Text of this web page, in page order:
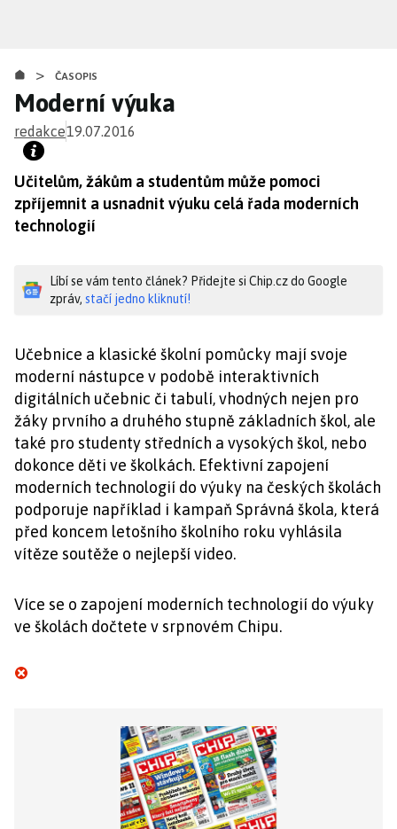
obsahu
> ČASOPIS
Moderní výuka
redakce19.07.2016
Učitelům, žákům a studentům může pomoci
zpříjemnit a usnadnit výuku celá řada moderních
technologií
Líbí se vám tento článek? Přidejte si Chip.cz do Google
zpráv, stačí jedno kliknutí!
Učebnice a klasické školní pomůcky mají svoje
moderní nástupce v podobě interaktivních
digitálních učebnic či tabulí, vhodných nejen pro
žáky prvního a druhého stupně základních škol, ale
také pro studenty středních a vysokých škol, nebo
dokonce děti ve školkách. Efektivní zapojení
moderních technologií do výuky na českých školách
podporuje například i kampaň Správná škola, která
před koncem letošního školního roku vyhlásila
vítěze soutěže o nejlepší video.
Více se o zapojení moderních technologií do výuky
ve školách dočtete v srpnovém Chipu.